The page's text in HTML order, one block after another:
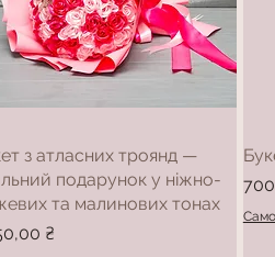
з атласних троянд —
подарунок у ніжно-
та малинових тонах
₴